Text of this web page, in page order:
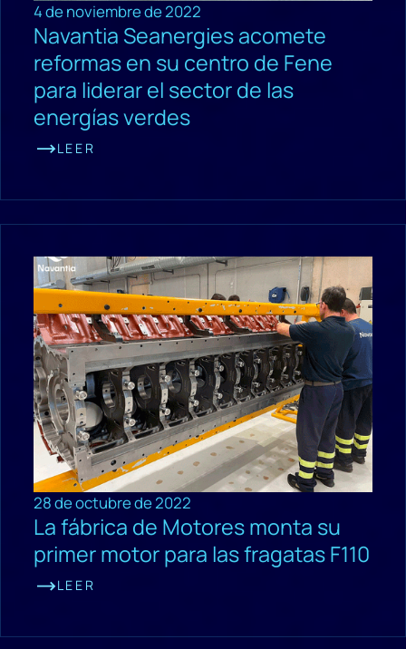
4 de noviembre de 2022
Navantia Seanergies acomete
reformas en su centro de Fene
para liderar el sector de las
energías verdes
LEER
28 de octubre de 2022
La fábrica de Motores monta su
primer motor para las fragatas F110
LEER